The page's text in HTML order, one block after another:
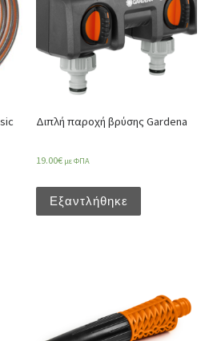
Διπλή παροχή βρύσης Gardena
19.00€ με ΦΠΑ
Εξαντλήθηκε